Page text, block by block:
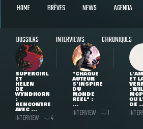
HOME BRÈVES NEWS AGENDA
DOSSIERS INTERVIEWS CHRONIQUES
SUPERGIRL
ET
HELEN
DE
WYNDHORN
:
RENCONTRE
AVEC ...
INTERVIEW 4
"CHAQUE
AUTEUR
S'INSPIRE
DU
MONDE
RÉEL" :
...
INTERVIEW 1
ET
:
OU
DE